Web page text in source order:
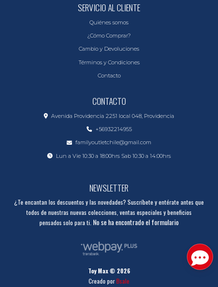
SERVICIO AL CLIENTE
Quiénes somos
¿Cómo Comprar?
Cambio y Devoluciones
Términos y Condiciones
Contacto
CONTACTO
Avenida Providencia 2251 local 048, Providencia
+56932214955
familyoutletchile@gmail.com
Lun a Vie 10:30 a 18:00hrs Sab 10:30 a 14:00hrs
NEWSLETTER
¿Te encantan los descuentos y las novedades? Suscríbete y entérate antes que
todos de nuestras nuevas colecciones, ventas especiales y beneficios
pensados solo para ti. No se ha encontrado el formulario
Toy Max © 2026
Creado porBsale